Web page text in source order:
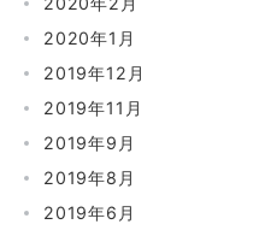
2020年1月
2019年12月
2019年11月
2019年9月
2019年8月
2019年6月